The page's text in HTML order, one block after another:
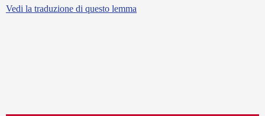
Vedi la traduzione di questo lemma